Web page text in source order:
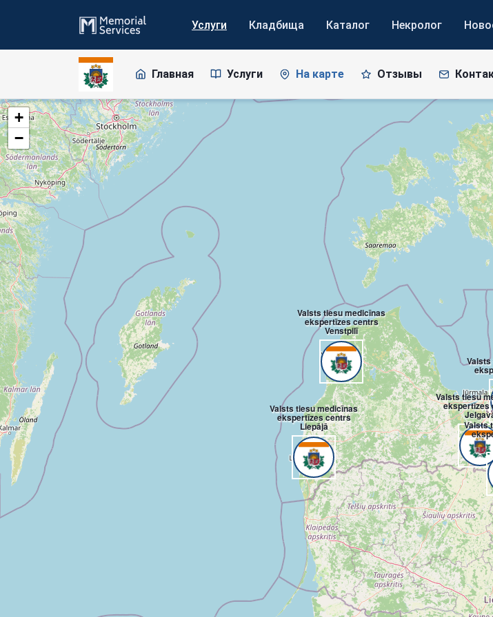
Услуги Кладбища Каталог Некролог
Главная Услуги На карте Отзывы
Valsts tiesu medicīnas
ekspertīzes centrs
Venstpilī
Valsts tiesu medicīnas
ekspertīzes centrs
Liepājā Valsts
Valsts tiesu
ekspertīzes
+
−